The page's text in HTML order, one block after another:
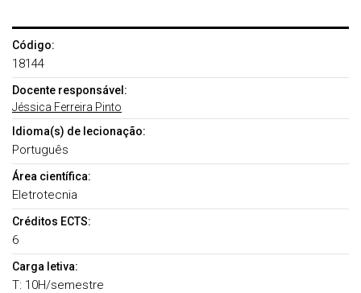
Código:
18144
Docente responsável:
Jéssica Ferreira Pinto
Idioma(s) de lecionação:
Português
Área científica:
Eletrotecnia
Créditos ECTS:
6
Carga letiva:
T: 10H/semestre